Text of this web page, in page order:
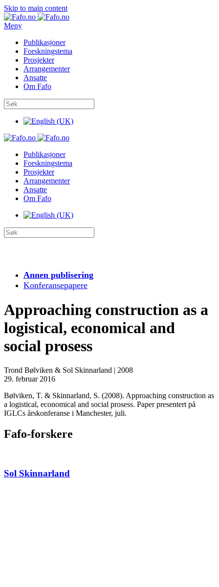
Skip to main content
Meny
Publikasjoner
Forskningstema
Prosjekter
Arrangementer
Ansatte
Om Fafo
Publikasjoner
Forskningstema
Prosjekter
Arrangementer
Ansatte
Om Fafo
Annen publisering
Konferansepapere
Approaching construction as a
logistical, economical and
social prosess
Trond Bølviken & Sol Skinnarland | 2008
29. februar 2016
Bølviken, T. & Skinnarland, S. (2008). Approaching construction as
a logistical, economical and social prosess. Paper presentert på
IGLCs årskonferanse i Manchester, juli.
Fafo-forskere
Sol Skinnarland